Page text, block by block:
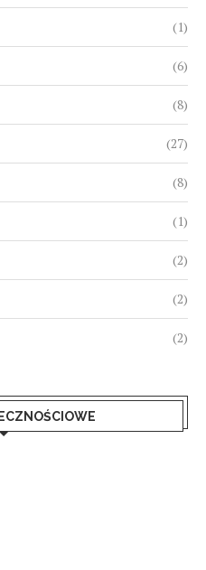
(1)
(6)
(8)
(27)
(8)
(1)
(2)
(2)
(2)